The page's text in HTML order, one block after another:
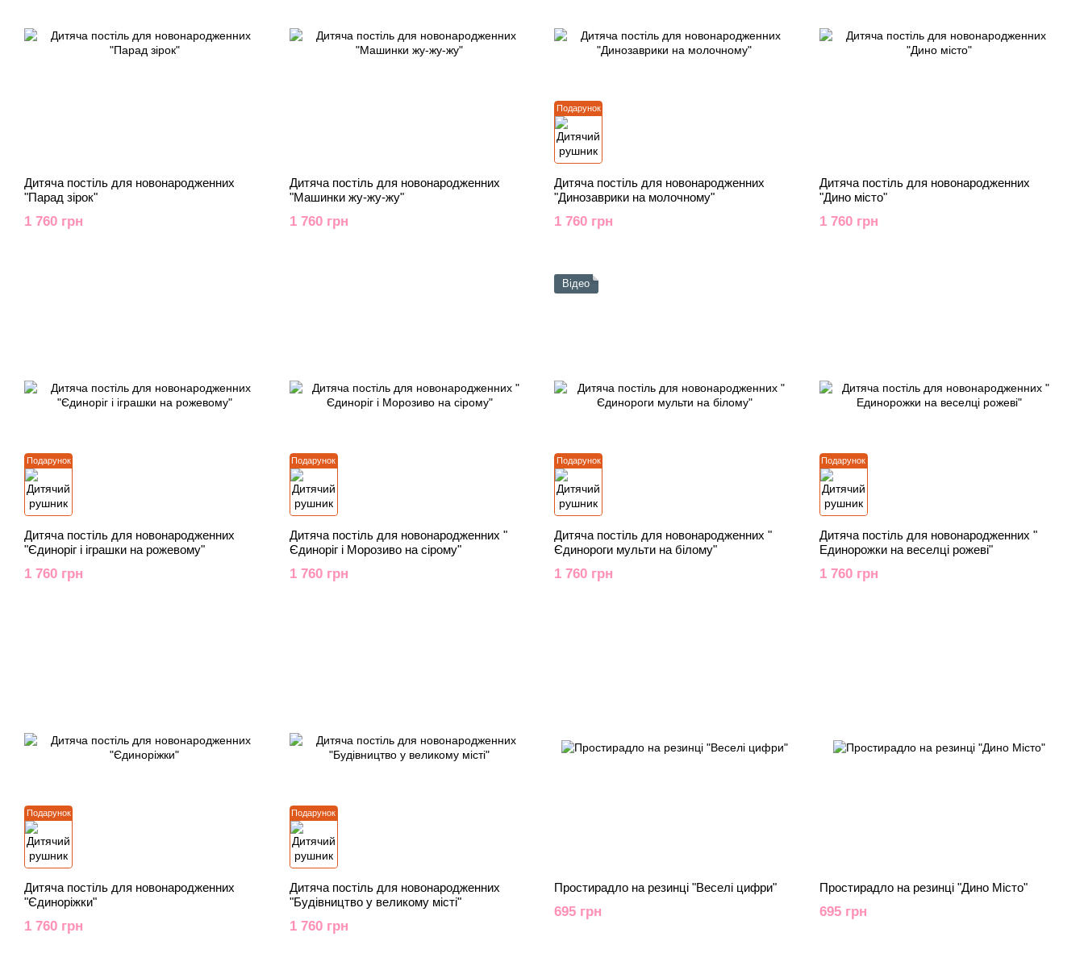
Дитяча постіль для новонародженних
"Парад зірок"
1 760 грн
Дитяча постіль для новонародженних
"Машинки жу-жу-жу"
1 760 грн
Подарунок
Дитяча постіль для новонародженних
"Динозаврики на молочному"
1 760 грн
Дитяча постіль для новонародженних
"Дино місто"
1 760 грн
Подарунок
Дитяча постіль для новонародженних
"Єдиноріг і іграшки на рожевому"
1 760 грн
Подарунок
Дитяча постіль для новонародженних "
Єдиноріг і Морозиво на сірому"
1 760 грн
Подарунок
Відео
Дитяча постіль для новонародженних "
Єдинороги мульти на білому"
1 760 грн
Подарунок
Дитяча постіль для новонародженних "
Единорожки на веселці рожеві"
1 760 грн
Подарунок
Дитяча постіль для новонародженних
"Єдиноріжки"
1 760 грн
Подарунок
Дитяча постіль для новонародженних
"Будівництво у великому місті"
1 760 грн
Простирадло на резинці "Веселі цифри"
695 грн
Простирадло на резинці "Дино Місто"
695 грн